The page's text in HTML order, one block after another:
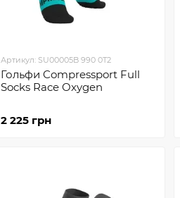
Артикул: SU00005B 990 0T2
Гольфи Compressport Full
Socks Race Oxygen
2 225 грн